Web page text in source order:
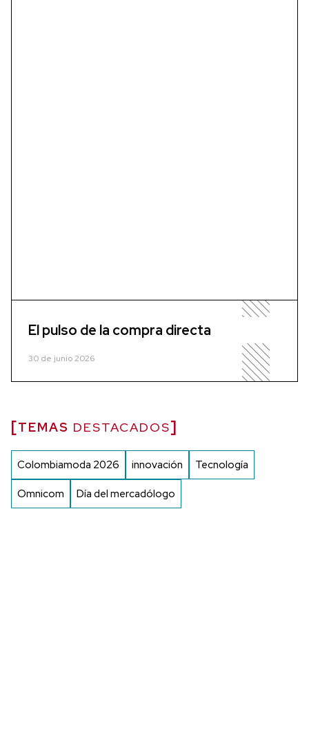
El pulso de la compra directa
30 de junio 2026
TEMAS DESTACADOS
Colombiamoda 2026 innovación Tecnología
Omnicom Día del mercadólogo